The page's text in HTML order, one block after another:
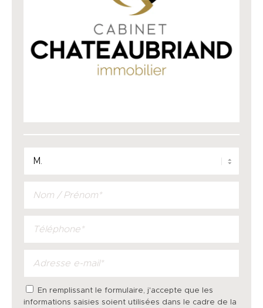
En remplissant le formulaire, j'accepte que les
informations saisies soient utilisées dans le cadre de la